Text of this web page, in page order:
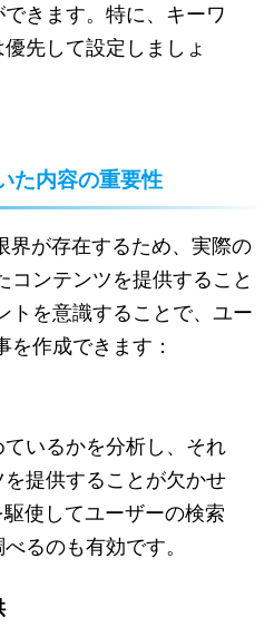
きます。特に、キーワ
先して設定しましょ
た内容の重要性
界が存在するため、実際の
コンテンツを提供すること
トを意識することで、ユー
作成できます：
いるかを分析し、それ
提供することが欠かせ
使してユーザーの検索
るのも有効です。